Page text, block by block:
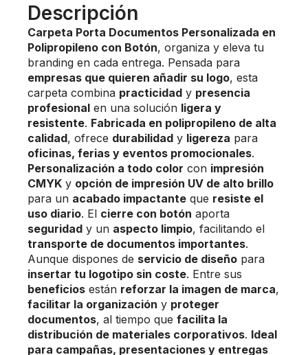
Descripción
Carpeta Porta Documentos Personalizada en
Polipropileno con Botón, organiza y eleva tu
branding en cada entrega. Pensada para
empresas que quieren añadir su logo, esta
carpeta combina practicidad y presencia
profesional en una solución ligera y
resistente. Fabricada en polipropileno de alta
calidad, ofrece durabilidad y ligereza para
oficinas, ferias y eventos promocionales.
Personalización a todo color con impresión
CMYK y opción de impresión UV de alto brillo
para un acabado impactante que resiste el
uso diario. El cierre con botón aporta
seguridad y un aspecto limpio, facilitando el
transporte de documentos importantes.
Aunque dispones de servicio de diseño para
insertar tu logotipo sin coste. Entre sus
beneficios están reforzar la imagen de marca,
facilitar la organización y proteger
documentos, al tiempo que facilita la
distribución de materiales corporativos. Ideal
para campañas, presentaciones y entregas